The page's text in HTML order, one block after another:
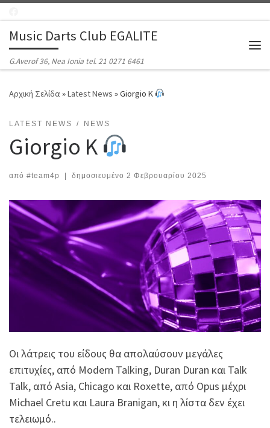
Music Darts Club EGALITE
G.Averof 36, Nea Ionia tel. 21 0271 6461
Αρχική Σελίδα»Latest News »Giorgio K
LATEST NEWS NEWS
Giorgio K
από #team4p δημοσιευμένο 2 Φεβρουαρίου 2025
Οι λάτρεις του είδους θα απολαύσουν μεγάλες
επιτυχίες, από Modern Talking, Duran Duran και Talk
Talk, από Asia, Chicago και Roxette, από Opus μέχρι
Michael Cretu και Laura Branigan, κι η λίστα δεν έχει
τελειωμό..